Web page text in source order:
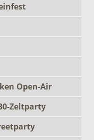
Open-Air
Zeltparty